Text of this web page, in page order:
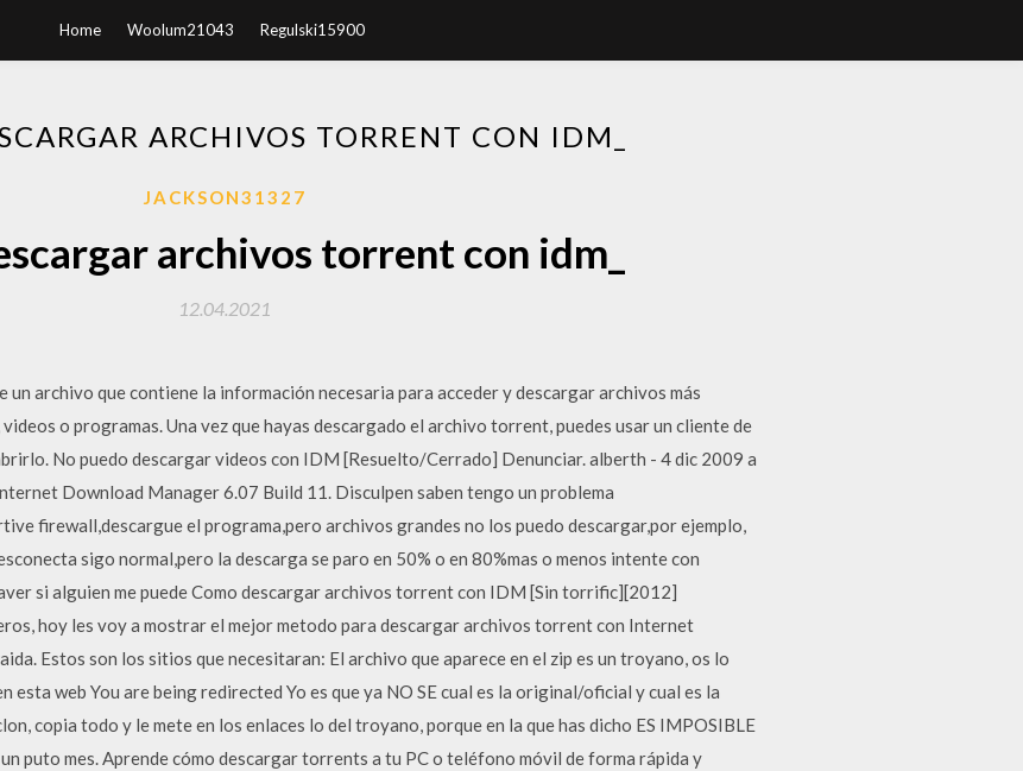
Home Woolum21043 Regulski15900
ARCHIVOS TORRENT CON IDM_
JACKSON31327
archivos torrent con idm_
12.04.2021
archivo que contiene la información necesaria para acceder y descargar archivos más
o programas. Una vez que hayas descargado el archivo torrent, puedes usar un cliente de
No puedo descargar videos con IDM [Resuelto/Cerrado] Denunciar. alberth - 4 dic 2009 a
Download Manager 6.07 Build 11. Disculpen saben tengo un problema
firewall,descargue el programa,pero archivos grandes no los puedo descargar,por ejemplo,
sigo normal,pero la descarga se paro en 50% o en 80%mas o menos intente con
si alguien me puede Como descargar archivos torrent con IDM [Sin torrific][2012]
hoy les voy a mostrar el mejor metodo para descargar archivos torrent con Internet
Estos son los sitios que necesitaran: El archivo que aparece en el zip es un troyano, os lo
esta web You are being redirected Yo es que ya NO SE cual es la original/oficial y cual es la
copia todo y le mete en los enlaces lo del troyano, porque en la que has dicho ES IMPOSIBLE
puto mes. Aprende cómo descargar torrents a tu PC o teléfono móvil de forma rápida y